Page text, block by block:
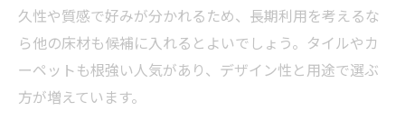
久性や質感で好みが分かれるため、長期利用を考えるな
ら他の床材も候補に入れるとよいでしょう。タイルやカ
ーペットも根強い人気があり、デザイン性と用途で選ぶ
方が増えています。